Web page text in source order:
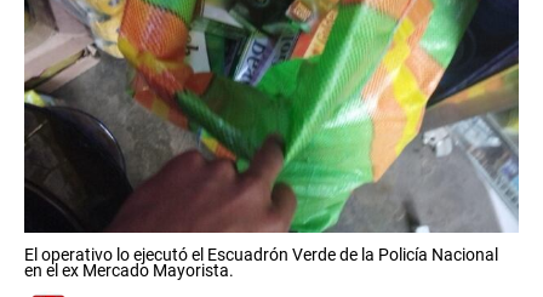
El operativo lo ejecutó el Escuadrón Verde de la Policía Nacional
en el ex Mercado Mayorista.